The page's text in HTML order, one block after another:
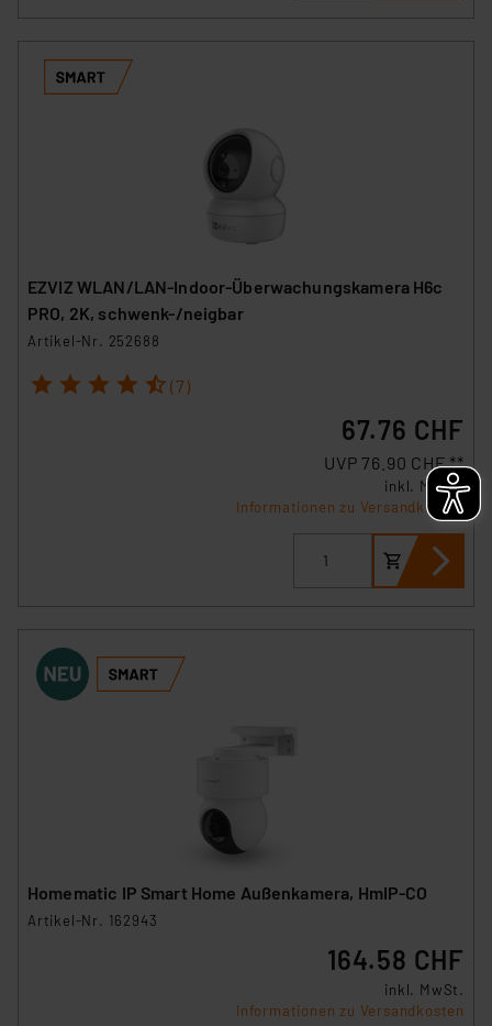
EZVIZ WLAN/LAN-Indoor-Überwachungskamera H6c
PRO, 2K, schwenk-/neigbar
Artikel-Nr. 252688
1 2 3 4 5 (7)
67.76 CHF
UVP 76.90 CHF **
inkl. MwSt.
Informationen zu Versandkosten
Homematic IP Smart Home Außenkamera, HmIP-CO
Artikel-Nr. 162943
164.58 CHF
inkl. MwSt.
Informationen zu Versandkosten